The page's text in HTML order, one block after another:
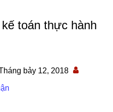
toán thực hành
bảy 12, 2018